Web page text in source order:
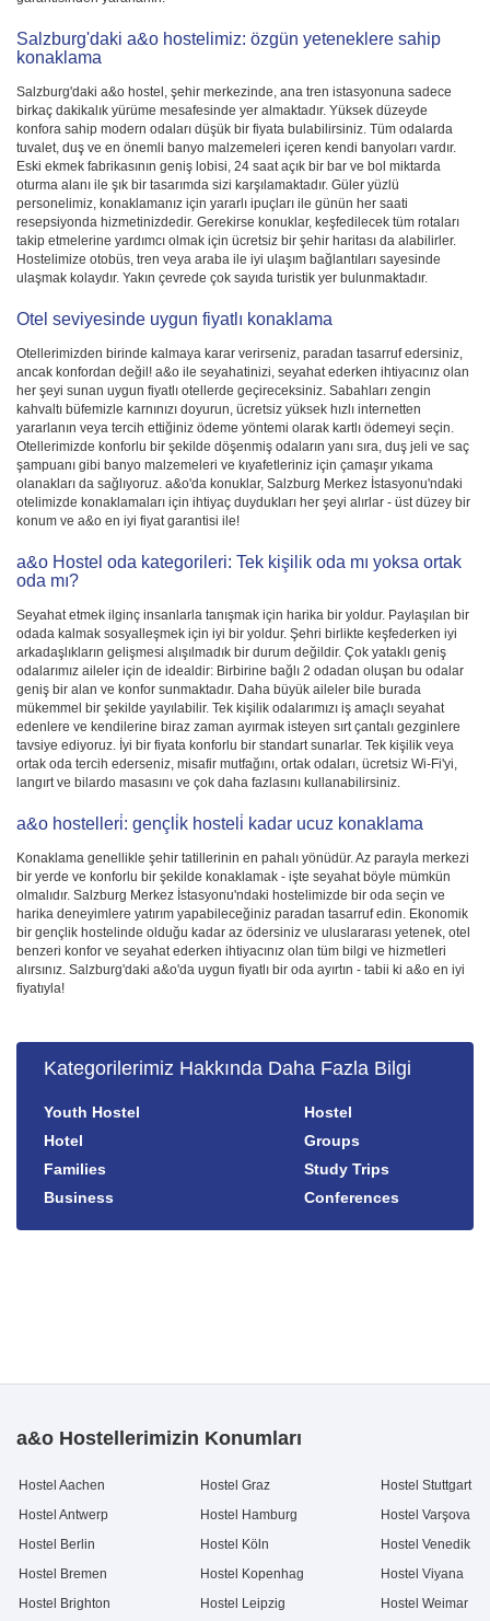
Salzburg'daki a&o hostelimiz: özgün yeteneklere sahip
konaklama
Salzburg'daki a&o hostel, şehir merkezinde, ana tren istasyonuna sadece
birkaç dakikalık yürüme mesafesinde yer almaktadır. Yüksek düzeyde
konfora sahip modern odaları düşük bir fiyata bulabilirsiniz. Tüm odalarda
tuvalet, duş ve en önemli banyo malzemeleri içeren kendi banyoları vardır.
Eski ekmek fabrikasının geniş lobisi, 24 saat açık bir bar ve bol miktarda
oturma alanı ile şık bir tasarımda sizi karşılamaktadır. Güler yüzlü
personelimiz, konaklamanız için yararlı ipuçları ile günün her saati
resepsiyonda hizmetinizdedir. Gerekirse konuklar, keşfedilecek tüm rotaları
takip etmelerine yardımcı olmak için ücretsiz bir şehir haritası da alabilirler.
Hostelimize otobüs, tren veya araba ile iyi ulaşım bağlantıları sayesinde
ulaşmak kolaydır. Yakın çevrede çok sayıda turistik yer bulunmaktadır.
Otel seviyesinde uygun fiyatlı konaklama
Otellerimizden birinde kalmaya karar verirseniz, paradan tasarruf edersiniz,
ancak konfordan değil! a&o ile seyahatinizi, seyahat ederken ihtiyacınız olan
her şeyi sunan uygun fiyatlı otellerde geçireceksiniz. Sabahları zengin
kahvaltı büfemizle karnınızı doyurun, ücretsiz yüksek hızlı internetten
yararlanın veya tercih ettiğiniz ödeme yöntemi olarak kartlı ödemeyi seçin.
Otellerimizde konforlu bir şekilde döşenmiş odaların yanı sıra, duş jeli ve saç
şampuanı gibi banyo malzemeleri ve kıyafetleriniz için çamaşır yıkama
olanakları da sağlıyoruz. a&o'da konuklar, Salzburg Merkez İstasyonu'ndaki
otelimizde konaklamaları için ihtiyaç duydukları her şeyi alırlar - üst düzey bir
konum ve a&o en iyi fiyat garantisi ile!
a&o Hostel oda kategorileri: Tek kişilik oda mı yoksa ortak
oda mı?
Seyahat etmek ilginç insanlarla tanışmak için harika bir yoldur. Paylaşılan bir
odada kalmak sosyalleşmek için iyi bir yoldur. Şehri birlikte keşfederken iyi
arkadaşlıkların gelişmesi alışılmadık bir durum değildir. Çok yataklı geniş
odalarımız aileler için de idealdir: Birbirine bağlı 2 odadan oluşan bu odalar
geniş bir alan ve konfor sunmaktadır. Daha büyük aileler bile burada
mükemmel bir şekilde yayılabilir. Tek kişilik odalarımızı iş amaçlı seyahat
edenlere ve kendilerine biraz zaman ayırmak isteyen sırt çantalı gezginlere
tavsiye ediyoruz. İyi bir fiyata konforlu bir standart sunarlar. Tek kişilik veya
ortak oda tercih ederseniz, misafir mutfağını, ortak odaları, ücretsiz Wi-Fi'yi,
langırt ve bilardo masasını ve çok daha fazlasını kullanabilirsiniz.
a&o hostelleri̇: gençli̇k hosteli̇ kadar ucuz konaklama
Konaklama genellikle şehir tatillerinin en pahalı yönüdür. Az parayla merkezi
bir yerde ve konforlu bir şekilde konaklamak - işte seyahat böyle mümkün
olmalıdır. Salzburg Merkez İstasyonu'ndaki hostelimizde bir oda seçin ve
harika deneyimlere yatırım yapabileceğiniz paradan tasarruf edin. Ekonomik
bir gençlik hostelinde olduğu kadar az ödersiniz ve uluslararası yetenek, otel
benzeri konfor ve seyahat ederken ihtiyacınız olan tüm bilgi ve hizmetleri
alırsınız. Salzburg'daki a&o'da uygun fiyatlı bir oda ayırtın - tabii ki a&o en iyi
fiyatıyla!
Kategorilerimiz Hakkında Daha Fazla Bilgi
Youth Hostel
Hostel
Hotel
Groups
Families
Study Trips
Business
Conferences
a&o Hostellerimizin Konumları
Hostel Aachen
Hostel Antwerp
Hostel Berlin
Hostel Bremen
Hostel Brighton
Hostel Graz
Hostel Hamburg
Hostel Köln
Hostel Kopenhag
Hostel Leipzig
Hostel Stuttgart
Hostel Varşova
Hostel Venedik
Hostel Viyana
Hostel Weimar